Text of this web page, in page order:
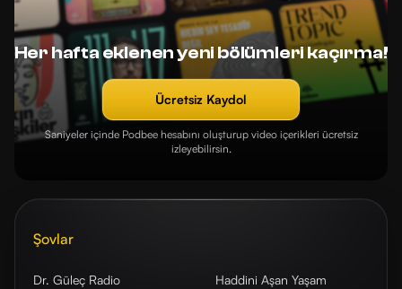
Her hafta eklenen yeni bölümleri kaçırma!
Ücretsiz Kaydol
Saniyeler içinde Podbee hesabını oluşturup video içerikleri ücretsiz
izleyebilirsin.
Şovlar
Dr. Güleç Radio
Haddini Aşan Yaşam